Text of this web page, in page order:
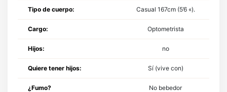
Tipo de cuerpo: Casual 167cm (5’6 «).
Cargo: Optometrista
Hijos: no
Quiere tener hijos: Sí (vive con)
¿Fumo? No bebedor